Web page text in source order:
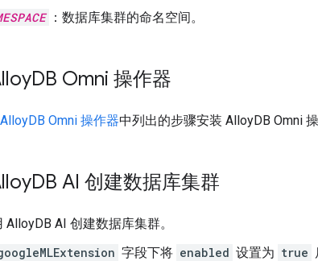
：数据库集群的命名空间。
DB Omni 操作器
Omni 操作器中列出的步骤安装 AlloyDB Omni 操
DB AI 创建数据库集群
AlloyDB AI 创建数据库集群。
字段下将 enabled 设置为 true